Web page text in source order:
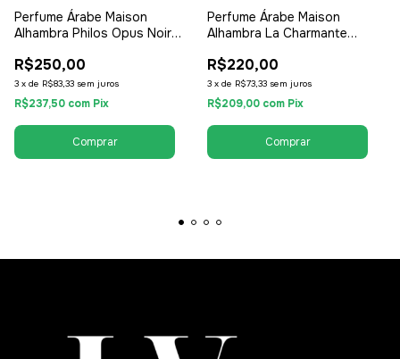
Perfume Árabe Maison
Alhambra Philos Opus Noir
Unissex / Compartilhável
R$250,00
3 x de R$83,33 sem juros
R$237,50 com Pix
Perfume Árabe Maison
Alhambra La Charmante
Unissex / Compartilhável
R$220,00
3 x de R$73,33 sem juros
R$209,00 com Pix